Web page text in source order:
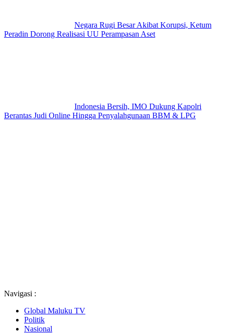
Negara Rugi Besar Akibat Korupsi, Ketum
Peradin Dorong Realisasi UU Perampasan Aset
Indonesia Bersih, IMO Dukung Kapolri
Berantas Judi Online Hingga Penyalahgunaan BBM & LPG
Navigasi :
Global Maluku TV
Politik
Nasional